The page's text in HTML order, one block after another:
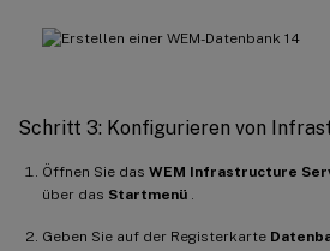
Schritt 3: Konfigurieren von
Öffnen Sie das WEM Infrastructure
über das Startmenü
Geben Sie auf der Registerkarte